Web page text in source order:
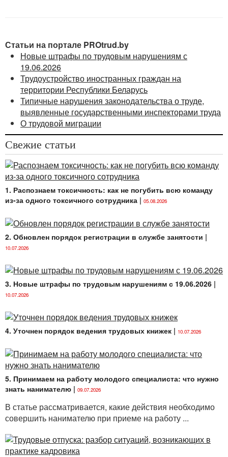
ст. 25 Законао миграции обязательными
условиями для осуществления трудящимися-
иммигрантами трудовой деятельности в Республике
Беларусь являются:
Статьи на портале PROtrud.by
Новые штрафы по трудовым нарушениям с
19.06.2026
Трудоустройство иностранных граждан на
территории Республики Беларусь
Типичные нарушения законодательства о труде,
выявленные государственными инспекторами труда
О трудовой миграции
Свежие статьи
1. Распознаем токсичность: как не погубить всю команду
из-за одного токсичного сотрудника | 05.08.2026
2. Обновлен порядок регистрации в службе занятости |
10.07.2026
3. Новые штрафы по трудовым нарушениям с 19.06.2026 |
10.07.2026
4. Уточнен порядок ведения трудовых книжек | 10.07.2026
5. Принимаем на работу молодого специалиста: что нужно
знать нанимателю | 09.07.2026
В статье рассматривается, какие действия необходимо
совершить нанимателю при приеме на работу ...